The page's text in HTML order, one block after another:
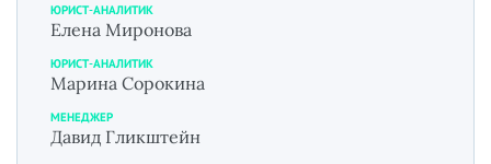
ЮРИСТ-АНАЛИТИК
Елена Миронова
ЮРИСТ-АНАЛИТИК
Марина Сорокина
МЕНЕДЖЕР
Давид Гликштейн